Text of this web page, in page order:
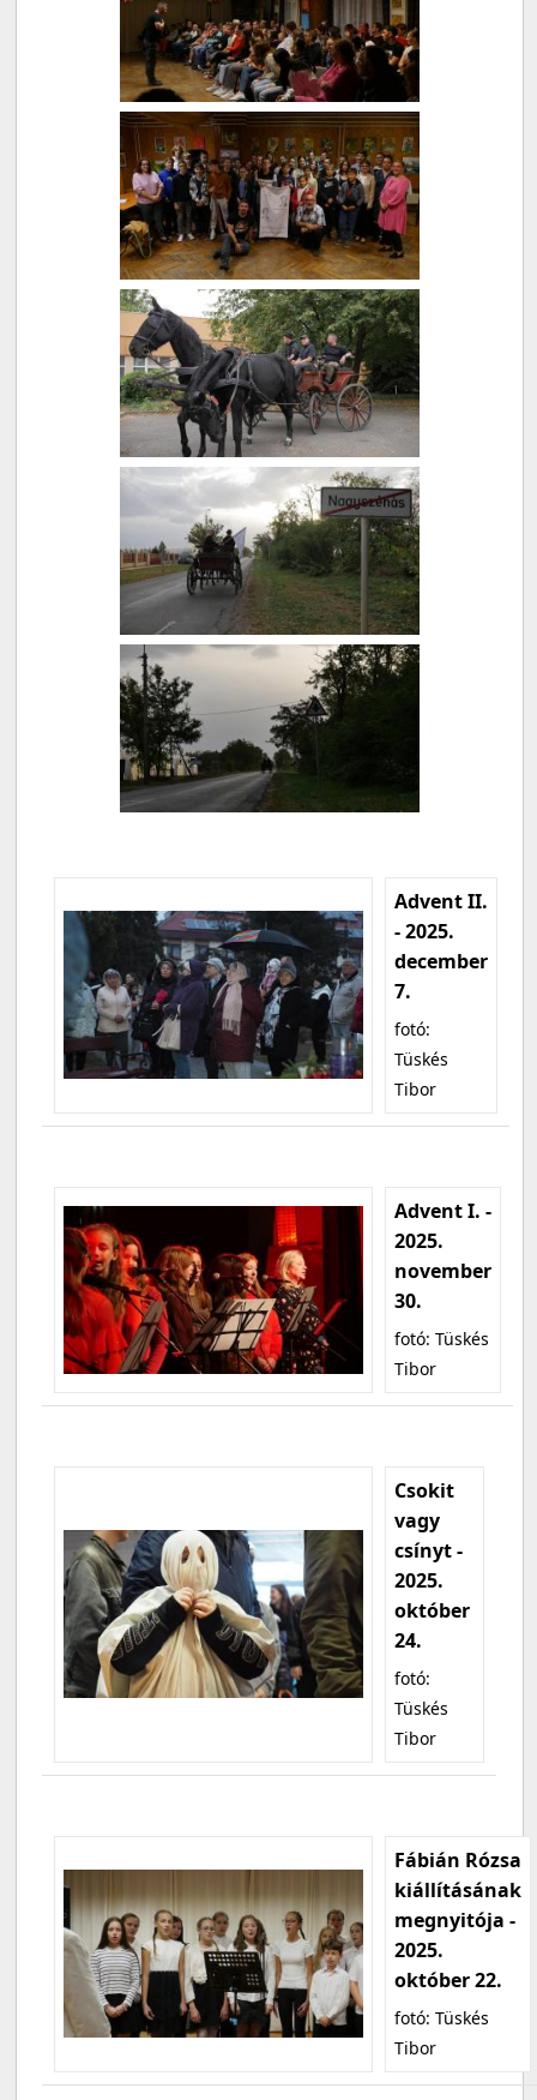
Advent II.
- 2025.
december
7.
fotó:
Tüskés
Tibor
Advent I. -
2025.
november
30.
fotó: Tüskés
Tibor
Csokit
vagy
csínyt -
2025.
október
24.
fotó:
Tüskés
Tibor
Fábián Rózsa
kiállításának
megnyitója -
2025.
október 22.
fotó: Tüskés
Tibor